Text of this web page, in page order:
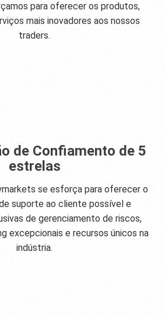
para oferecer os produtos,
mais inovadores aos nossos
traders.
de Confiamento de 5
estrelas
se esforça para oferecer o
suporte ao cliente possível e
de gerenciamento de riscos,
excepcionais e recursos únicos na
indústria.